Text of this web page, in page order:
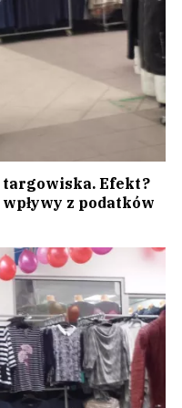
targowiska. Efekt?
z podatków